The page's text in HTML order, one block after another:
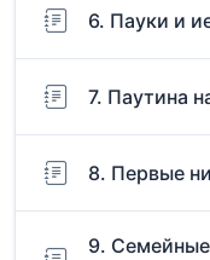
6. Пауки и
7. Паутина
8. Первые
9.